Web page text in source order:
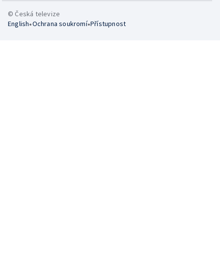
© Česká televize
English•Ochrana soukromí•Přístupnost